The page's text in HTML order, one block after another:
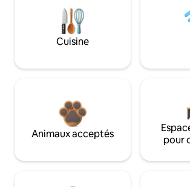
Cuisine
Animaux acceptés
pour